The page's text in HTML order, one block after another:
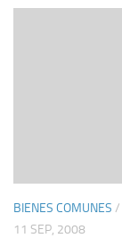
BIENES COMUNES /
11 SEP, 2008